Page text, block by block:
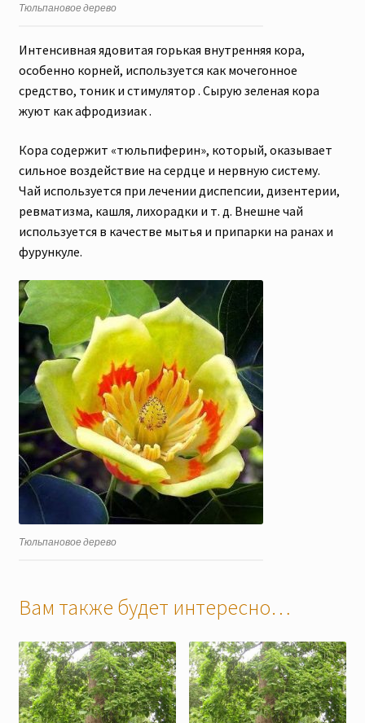
Тюльпановое дерево
Интенсивная ядовитая горькая внутренняя кора,
особенно корней, используется как мочегонное
средство, тоник и стимулятор . Сырую зеленая кора
жуют как афродизиак .
Кора содержит «тюльпиферин», который, оказывает
сильное воздействие на сердце и нервную систему.
Чай используется при лечении диспепсии, дизентерии,
ревматизма, кашля, лихорадки и т. д. Внешне чай
используется в качестве мытья и припарки на ранах и
фурункуле.
Тюльпановое дерево
Вам также будет интересно…